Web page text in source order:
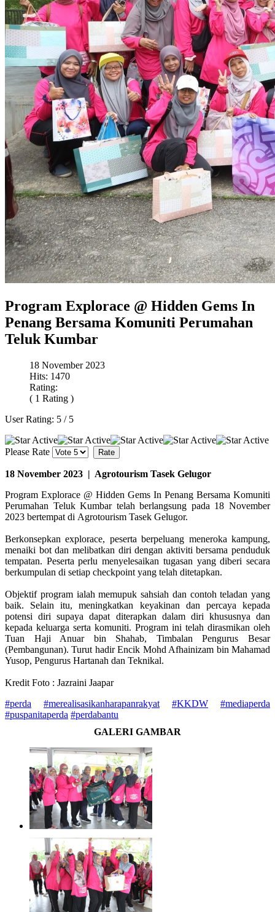
Program Explorace @ Hidden Gems In
Penang Bersama Komuniti Perumahan
Teluk Kumbar
18 November 2023
Hits: 1470
Rating:
( 1 Rating )
User Rating: 5 / 5
Please Rate
18 November 2023 | Agrotourism Tasek Gelugor
Program Explorace @ Hidden Gems In Penang Bersama Komuniti
Perumahan Teluk Kumbar telah berlangsung pada 18 November
2023 bertempat di Agrotourism Tasek Gelugor.
Berkonsepkan explorace, peserta berpeluang meneroka kampung,
menaiki bot dan melibatkan diri dengan aktiviti bersama penduduk
tempatan. Peserta perlu menyelesaikan tugasan yang diberi secara
berkumpulan di setiap checkpoint yang telah ditetapkan.
Objektif program ialah memupuk sahsiah dan contoh teladan yang
baik. Selain itu, meningkatkan keyakinan dan percaya kepada
potensi diri supaya dapat diterapkan dalam diri khususnya dan
kepada keluarga serta komuniti. Program ini telah dirasmikan oleh
Tuan Haji Anuar bin Shahab, Timbalan Pengurus Besar
(Pembangunan). Turut hadir Encik Mohd Afhainizam bin Mahamad
Yusop, Pengurus Hartanah dan Teknikal.
Kredit Foto : Jazraini Jaapar
#perda
#merealisasikanharapanrakyat #KKDW
#mediaperda
#puspanitaperda #perdabantu
GALERI GAMBAR